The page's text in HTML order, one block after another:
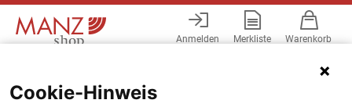
Anmelden Merkliste Warenkorb
Cookie-Hinweis